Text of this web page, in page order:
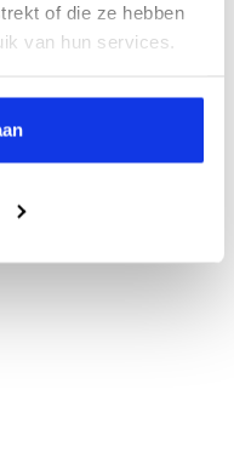
of die ze hebben
van hun services.